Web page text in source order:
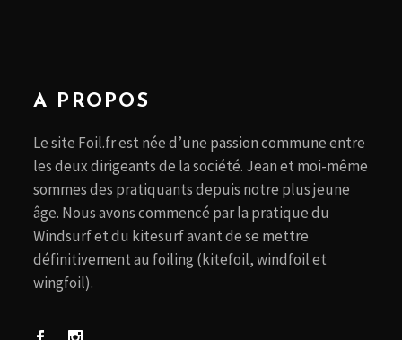
A PROPOS
Le site Foil.fr est née d’une passion commune entre
les deux dirigeants de la société. Jean et moi-même
sommes des pratiquants depuis notre plus jeune
âge. Nous avons commencé par la pratique du
Windsurf et du kitesurf avant de se mettre
définitivement au foiling (kitefoil, windfoil et
wingfoil).